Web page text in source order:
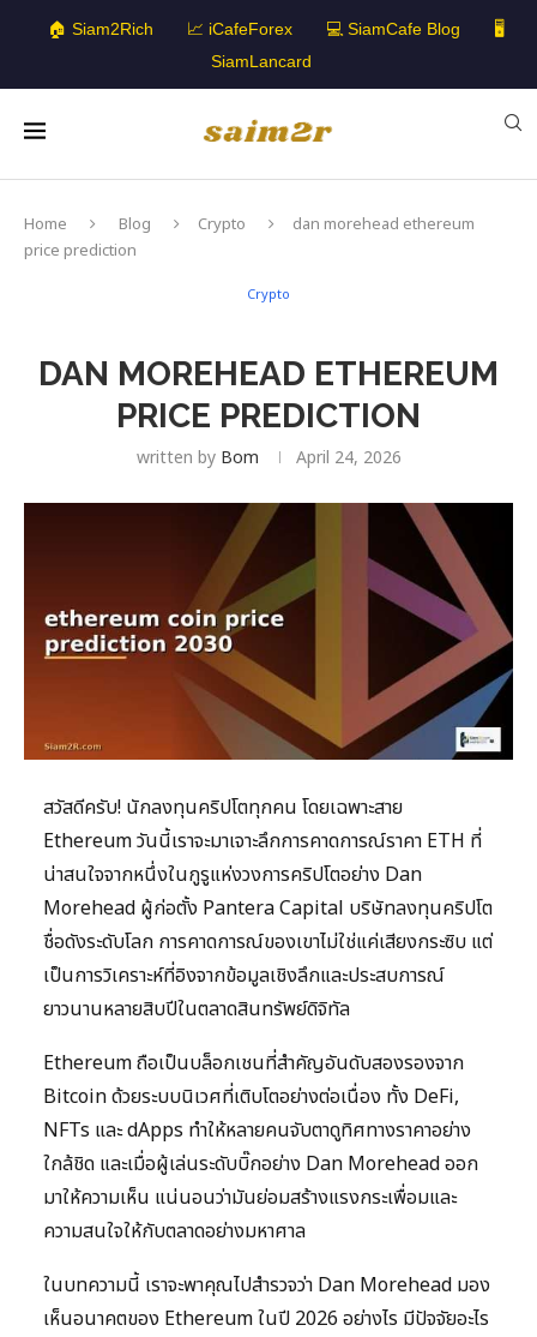
🏠 Siam2Rich 📈 iCafeForex 💻 SiamCafe Blog
🖥️
SiamLancard
Home Blog Crypto
dan morehead ethereum
price prediction
Crypto
DAN MOREHEAD ETHEREUM
PRICE PREDICTION
written by Bom April 24, 2026
สวัสดีครับ! นักลงทุนคริปโตทุกคน โดยเฉพาะสาย
Ethereum วันนี้เราจะมาเจาะลึกการคาดการณ์ราคา ETH ที่
น่าสนใจจากหนึ่งในกูรูแห่งวงการคริปโตอย่าง Dan
Morehead ผู้ก่อตั้ง Pantera Capital บริษัทลงทุนคริปโต
ชื่อดังระดับโลก การคาดการณ์ของเขาไม่ใช่แค่เสียงกระซิบ แต่
เป็นการวิเคราะห์ที่อิงจากข้อมูลเชิงลึกและประสบการณ์
ยาวนานหลายสิบปีในตลาดสินทรัพย์ดิจิทัล
Ethereum ถือเป็นบล็อกเชนที่สำคัญอันดับสองรองจาก
Bitcoin ด้วยระบบนิเวศที่เติบโตอย่างต่อเนื่อง ทั้ง DeFi,
NFTs และ dApps ทำให้หลายคนจับตาดูทิศทางราคาอย่าง
ใกล้ชิด และเมื่อผู้เล่นระดับบิ๊กอย่าง Dan Morehead ออก
มาให้ความเห็น แน่นอนว่ามันย่อมสร้างแรงกระเพื่อมและ
ความสนใจให้กับตลาดอย่างมหาศาล
ในบทความนี้ เราจะพาคุณไปสำรวจว่า Dan Morehead มอง
เห็นอนาคตของ Ethereum ในปี 2026 อย่างไร มีปัจจัยอะไร